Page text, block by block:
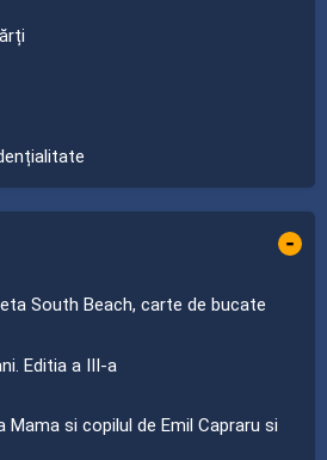
-
South Beach, carte de bucate
Editia a III-a
Mama si copilul de Emil Capraru si